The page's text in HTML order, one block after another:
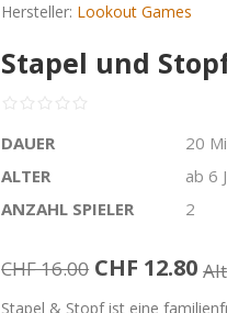
Hersteller: Lookout Games
Stapel und
DAUER
20
ALTER
ab 6
ANZAHL SPIELER
2
CHF 16.00 CHF 12.80
Stapel & Stopf ist eine